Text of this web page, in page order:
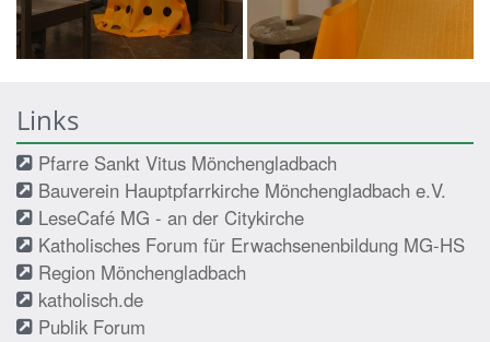
Links
Pfarre Sankt Vitus Mönchengladbach
Bauverein Hauptpfarrkirche Mönchengladbach e.V.
LeseCafé MG - an der Citykirche
Katholisches Forum für Erwachsenenbildung MG-HS
Region Mönchengladbach
katholisch.de
Publik Forum